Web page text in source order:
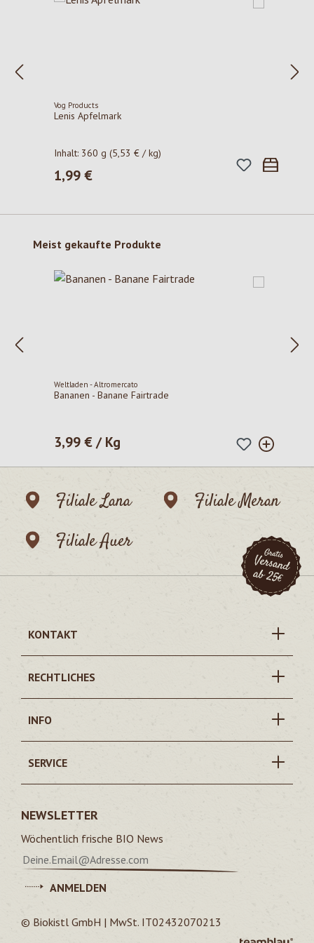
Vog Products
Lenis Apfelmark
Inhalt: 360 g(5,53 € / kg)
Regulärer Preis:
1,99 €
Produktgalerie überspringen
Meist gekaufte Produkte
Weltladen - Altromercato
Bananen - Banane Fairtrade
Regulärer Preis:
3,99 € / Kg
Filiale Lana
Filiale Meran
Filiale Auer
KONTAKT
RECHTLICHES
INFO
SERVICE
NEWSLETTER
Wöchentlich frische BIO News
ANMELDEN
© Biokistl GmbH | MwSt. IT02432070213